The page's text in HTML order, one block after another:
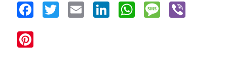
Facebook
Twitter Email LinkedInWhatsApp
Message